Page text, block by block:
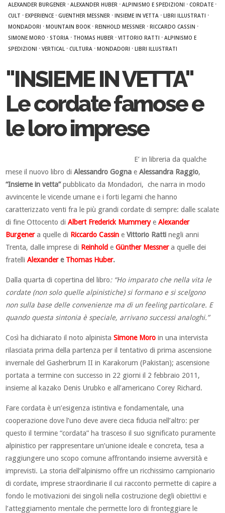
ALEXANDER BURGENER ·ALEXANDER HUBER ·ALPINISMO E SPEDIZIONI ·CORDATE ·
CULT ·EXPERIENCE ·GUENTHER MESSNER ·INSIEME IN VETTA ·LIBRI ILLUSTRATI ·
MONDADORI ·MOUNTAIN BOOK ·REINHOLD MESSNER ·RICCARDO CASSIN ·
SIMONE MORO ·STORIA · THOMAS HUBER ·VITTORIO RATTI ·ALPINISMO E
SPEDIZIONI ·VERTICAL ·CULTURA ·MONDADORI ·LIBRI ILLUSTRATI
"INSIEME IN VETTA"
Le cordate famose e
le loro imprese
E’ in libreria da qualche
mese il nuovo libro diAlessandro Gogna eAlessandra Raggio,
“Insieme in vetta”pubblicato da Mondadori, che narra in modo
avvincente le vicende umane e i forti legami che hanno
caratterizzato venti fra le più grandi cordate di sempre: dalle scalate
di fine Ottocento diAlbert Frederick MummeryeAlexander
Burgenera quelle di Riccardo Cassin eVittorio Ratti negli anni
Trenta, dalle imprese di Reinhold e Günther Messner a quelle dei
fratelli Alexandere Thomas Huber.
Dalla quarta di copertina del libro: “Ho imparato che nella vita le
cordate (non solo quelle alpinistiche) si formano e si scelgono
non sulla base delle convenienze ma di un feeling particolare. E
quando questa sintonia è speciale, arrivano successi analoghi.”
Così ha dichiarato il noto alpinistaSimone Moro in una intervista
rilasciata prima della partenza per il tentativo di prima ascensione
invernale del Gasherbrum II in Karakorum (Pakistan); ascensione
portata a termine con successo in 22 giorni il 2 febbraio 2011,
insieme al kazako Denis Urubko e all’americano Corey Richard.
Fare cordata è un’esigenza istintiva e fondamentale, una
cooperazione dove l’uno deve avere cieca fiducia nell’altro: per
questo il termine “cordata” ha trasceso il suo significato puramente
alpinistico per rappresentare un’unione ideale e concreta, tesa a
raggiungere uno scopo comune affrontando insieme avversità e
imprevisti. La storia dell’alpinismo offre un ricchissimo campionario
di cordate, imprese straordinarie il cui racconto permette di capire a
fondo le motivazioni dei singoli nella costruzione degli obiettivi e
l’atteggiamento mentale che permette loro di fronteggiare le